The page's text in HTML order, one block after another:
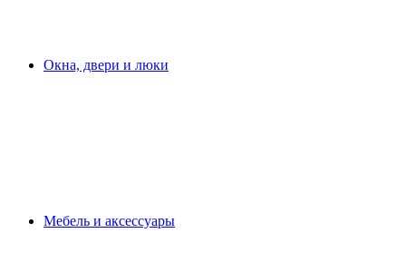
Окна, двери и люки
Мебель и аксессуары